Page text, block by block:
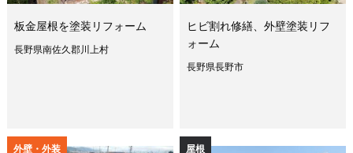
板金屋根を塗装リフォーム
長野県南佐久郡川上村
ヒビ割れ修繕、外壁塗装リフ
ォーム
長野県長野市
外壁・外装 屋根